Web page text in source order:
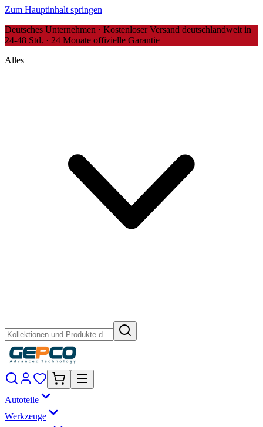
Zum Hauptinhalt springen
Deutsches Unternehmen · Kostenloser Versand deutschlandweit in
24-48 Std. · 24 Monate offizielle Garantie
Alles
Autoteile
Werkzeuge